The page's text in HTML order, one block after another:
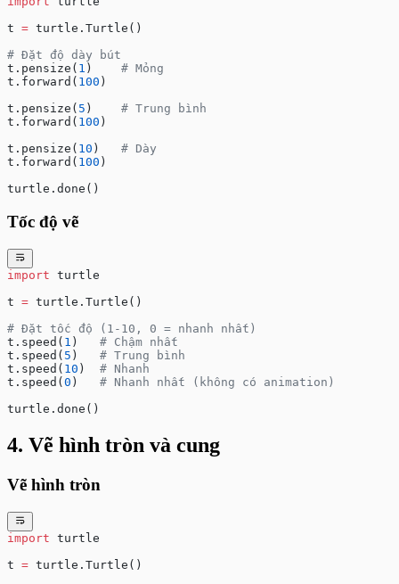
t = turtle.Turtle()
# Đặt độ dày bút
t.pensize( 1 ) # Mỏng
t.forward( 100 )
t.pensize( 5 ) # Trung bình
t.forward( 100 )
t.pensize( 10 ) # Dày
t.forward( 100 )
turtle.done()
Tốc độ vẽ
import turtle
t = turtle.Turtle()
# Đặt tốc độ (1-10, 0 = nhanh nhất)
t.speed( 1 ) # Chậm nhất
t.speed( 5 ) # Trung bình
t.speed( 10 ) # Nhanh
t.speed( 0 ) # Nhanh nhất (không có animation)
turtle.done()
4. Vẽ hình tròn và cung
Vẽ hình tròn
import turtle
t = turtle.Turtle()